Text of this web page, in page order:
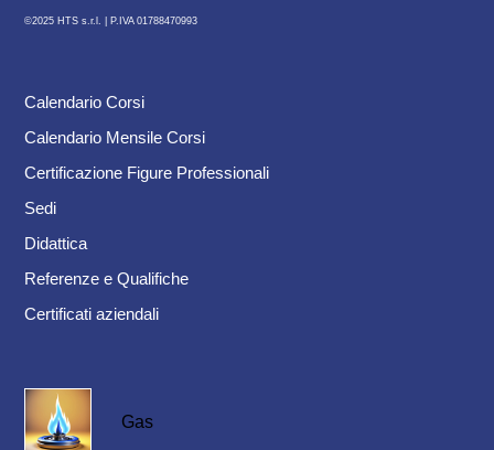
©2025 HTS s.r.l. | P.IVA 01788470993
Calendario Corsi
Calendario Mensile Corsi
Certificazione Figure Professionali
Sedi
Didattica
Referenze e Qualifiche
Certificati aziendali
Gas